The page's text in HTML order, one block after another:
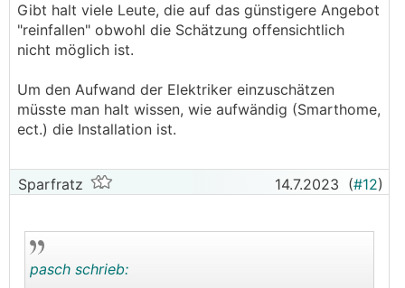
Gibt halt viele Leute, die auf das günstigere Angebot
"reinfallen" obwohl die Schätzung offensichtlich
nicht möglich ist.
Um den Aufwand der Elektriker einzuschätzen
müsste man halt wissen, wie aufwändig (Smarthome,
ect.) die Installation ist.
Sparfratz 14.7.2023 (#12)
pasch schrieb: